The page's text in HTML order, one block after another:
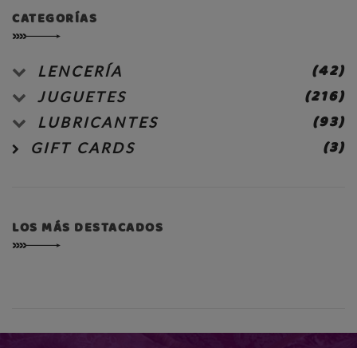
CATEGORÍAS
LENCERÍA (42)
JUGUETES (216)
LUBRICANTES (93)
GIFT CARDS (3)
LOS MÁS DESTACADOS